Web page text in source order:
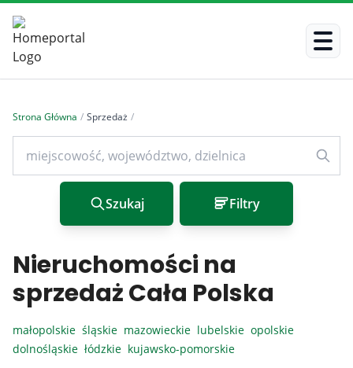
Strona Główna / Sprzedaż /
Szukaj Filtry
Nieruchomości na
sprzedaż Cała Polska
małopolskie śląskie mazowieckie lubelskie opolskie
dolnośląskie łódzkie kujawsko-pomorskie